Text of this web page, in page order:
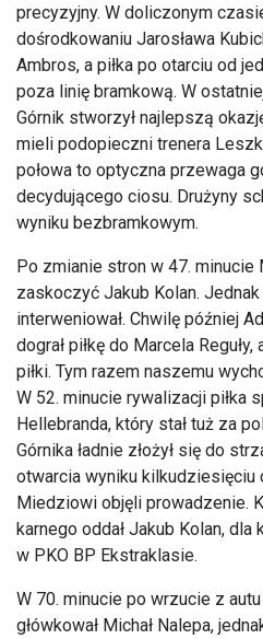
precyzyjny. W doliczonym
dośrodkowaniu Jarosława
Ambros, a piłka po otarciu od
poza linię bramkową. W
Górnik stworzył najlepszą
mieli podopieczni trenera
połowa to optyczna przewaga
decydującego ciosu. Drużyny
wyniku bezbramkowym.
Po zmianie stron w 47. minucie
zaskoczyć Jakub Kolan.
interweniował. Chwilę później
dograł piłkę do Marcela
piłki. Tym razem naszemu
W 52. minucie rywalizacji piłka
Hellebranda, który stał tuż za
Górnika ładnie złożył się do
otwarcia wyniku kilkudziesięciu
Miedziowi objęli prowadzenie.
karnego oddał Jakub Kolan,
w PKO BP Ekstraklasie.
W 70. minucie po wrzucie z
główkował Michał Nalepa,